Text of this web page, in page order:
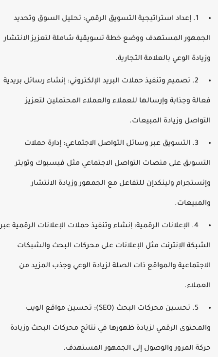
1. إعداد استراتيجية التسويق الرقمي: تحليل السوق وتحديد
المستهدف ووضع خطة تسويقية شاملة لتعزيز الانتشار
الوعي بالعلامة التجارية.
2. تصميم وتنفيذ حملات البريد الإلكتروني: إنشاء رسائل بريدية
وجذابة وإرسالها للعملاء والعملاء المحتملين لتعزيز
وزيادة المبيعات.
3. التسويق عبر وسائل التواصل الاجتماعي: إدارة حملات
على منصات التواصل الاجتماعي مثل فيسبوك وتويتر
ولينكدإن للتفاعل مع الجمهور وزيادة الانتشار
4. الإعلانات الرقمية: إنشاء وتنفيذ حملات الإعلانات الرقمية عبر
الإنترنت مثل الإعلانات على محركات البحث والشبكات
والمواقع ذات الصلة لزيادة الوعي وجذب المزيد من
5. تحسين محركات البحث (SEO): تحسين مواقع الويب
الرقمي لزيادة ظهورها في نتائج محركات البحث وزيادة
المرور والوصول إلى الجمهور المستهدف.